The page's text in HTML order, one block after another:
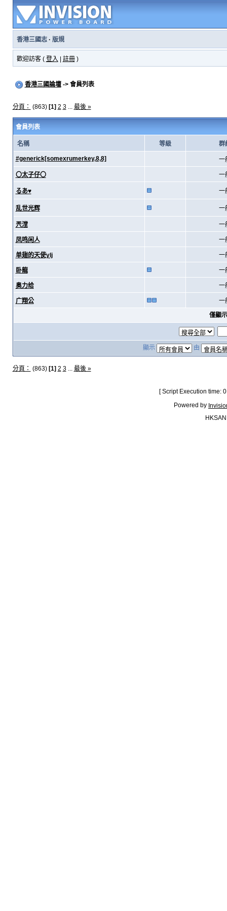
香港三國志· 版規
歡迎訪客 ( 登入 註冊)
香港三國論壇-> 會員列表
分頁： (863) [1] 2 3... 最後 »
會員列表
名稱 等級 群
#generick[somexrumerkey,8,8] 一
〇太子仔〇 一
るあ♥ 一
乱世光辉 一
兲漟 一
凤鸣闲人 一
单翅的天使ylj 一
卧龍 一
奥力给 一
广翔公
一
僅顯
顯示 由
分頁： (863) [1] 2 3... 最後 »
[ Script Execution time:
Powered by